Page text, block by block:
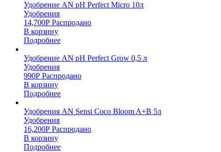
Удобрение AN pH Perfect Micro 10л
Удобрения
14,700Р Распродано
В корзину
Подробнее
Удобрение AN pH Perfect Grow 0,5 л
Удобрения
990Р Распродано
В корзину
Подробнее
Удобрения AN Sensi Coco Bloom A+B 5л
Удобрения
16,200Р Распродано
В корзину
Подробнее